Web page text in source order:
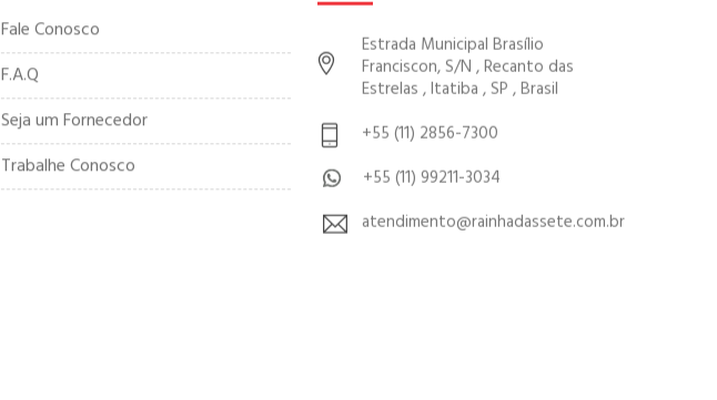
F.A.Q
Seja um Fornecedor
Trabalhe Conosco
Franciscon, S/N , Recanto das
Estrelas , Itatiba , SP , Brasil
+55 (11) 2856-7300
+55 (11) 99211-3034
atendimento@rainhadassete.com.br